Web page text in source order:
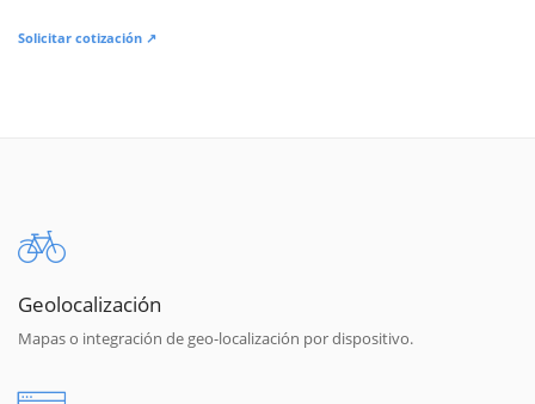
Solicitar cotización ↗
Geolocalización
Mapas o integración de geo-localización por dispositivo.